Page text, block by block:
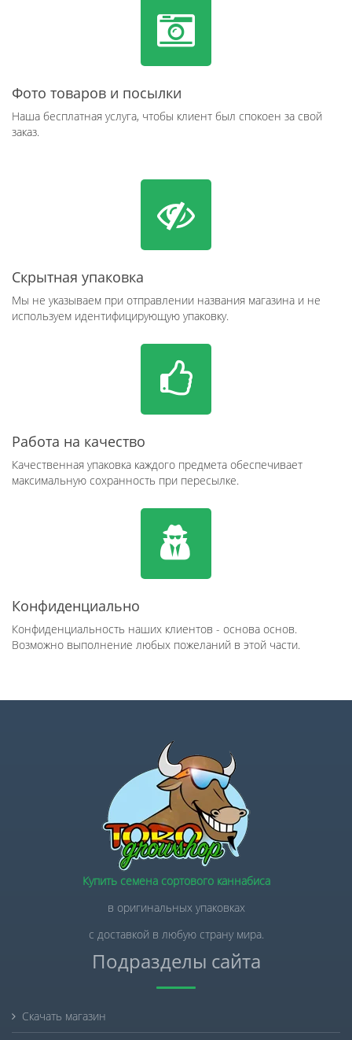
Фото товаров и посылки
Наша бесплатная услуга, чтобы клиент был спокоен за свой
заказ.
Скрытная упаковка
Мы не указываем при отправлении названия магазина и не
используем идентифицирующую упаковку.
Работа на качество
Качественная упаковка каждого предмета обеспечивает
максимальную сохранность при пересылке.
Конфиденциально
Конфиденциальность наших клиентов - основа основ.
Возможно выполнение любых пожеланий в этой части.
Купить семена сортового каннабиса
в оригинальных упаковках
с доставкой в любую страну мира.
Подразделы сайта
Скачать магазин